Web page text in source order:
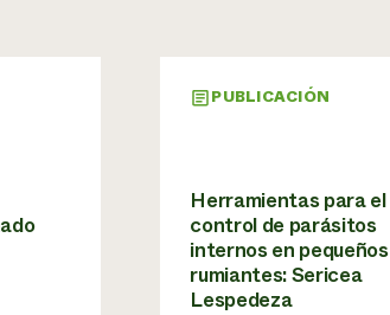
PUBLICACIÓN
Herramientas para el
control de parásitos
internos en pequeños
rumiantes: Sericea
Lespedeza